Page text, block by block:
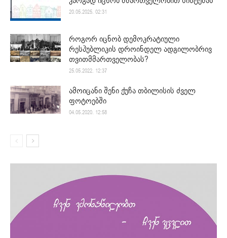
20.05.2025. 02:31
როგორ იცნობ დემოკრატიული
რესპუბლიკის დროინდელ ადგილობრივ
თვითმმართველობას?
25.05.2022. 12:37
ამოიცანი შენი ქუჩა თბილისის ძველ
ფოტოებში
04.05.2020. 12:58